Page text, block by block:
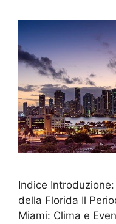
Indice
della Florida Il
Miami: Clima e